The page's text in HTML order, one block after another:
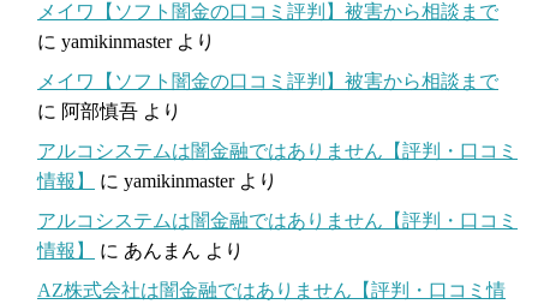
メイワ【ソフト闇金の口コミ評判】被害から相談まで
に yamikinmasterより
メイワ【ソフト闇金の口コミ評判】被害から相談まで
に 阿部慎吾 より
アルコシステムは闇金融ではありません【評判・口コミ
情報】
に yamikinmasterより
アルコシステムは闇金融ではありません【評判・口コミ
情報】
に あんまん より
AZ株式会社は闇金融ではありません【評判・口コミ情